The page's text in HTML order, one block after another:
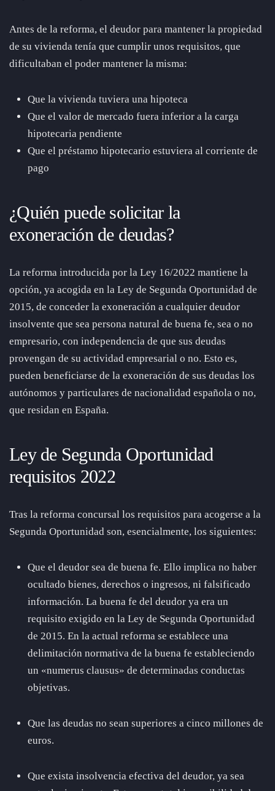
Antes de la reforma, el deudor para mantener la propiedad
de su vivienda tenía que cumplir unos requisitos, que
dificultaban el poder mantener la misma:
Que la vivienda tuviera una hipoteca
Que el valor de mercado fuera inferior a la carga
hipotecaria pendiente
Que el préstamo hipotecario estuviera al corriente de
pago
¿Quién puede solicitar la
exoneración de deudas?
La reforma introducida por la Ley 16/2022 mantiene la
opción, ya acogida en la Ley de Segunda Oportunidad de
2015, de conceder la exoneración a cualquier deudor
insolvente que sea persona natural de buena fe, sea o no
empresario, con independencia de que sus deudas
provengan de su actividad empresarial o no. Esto es,
pueden beneficiarse de la exoneración de sus deudas los
autónomos y particulares de nacionalidad española o no,
que residan en España.
Ley de Segunda Oportunidad
requisitos 2022
Tras la reforma concursal los requisitos para acogerse a la
Segunda Oportunidad son, esencialmente, los siguientes:
Que el deudor sea de buena fe. Ello implica no haber
ocultado bienes, derechos o ingresos, ni falsificado
información. La buena fe del deudor ya era un
requisito exigido en la Ley de Segunda Oportunidad
de 2015. En la actual reforma se establece una
delimitación normativa de la buena fe estableciendo
un «numerus clausus» de determinadas conductas
objetivas.
Que las deudas no sean superiores a cinco millones de
euros.
Que exista insolvencia efectiva del deudor, ya sea